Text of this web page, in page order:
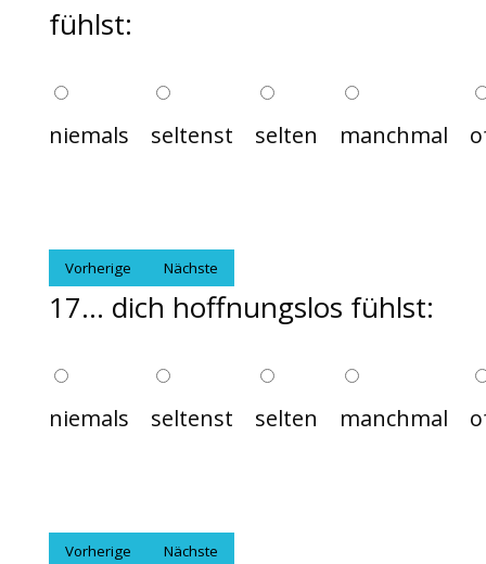
fühlst:
niemals seltenst selten manchmal
Vorherige Nächste
17... dich hoffnungslos fühlst:
niemals seltenst selten manchmal
Vorherige Nächste